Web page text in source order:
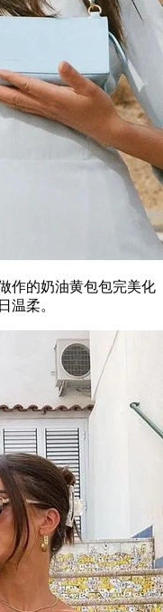
的奶油黄包包完美化
温柔。